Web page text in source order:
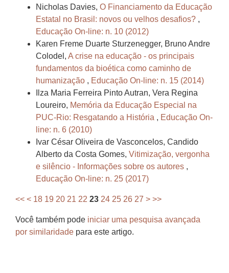
Nicholas Davies, O Financiamento da Educação
Estatal no Brasil: novos ou velhos desafios? ,
Educação On-line: n. 10 (2012)
Karen Freme Duarte Sturzenegger, Bruno Andre
Colodel, A crise na educação - os principais
fundamentos da bioética como caminho de
humanização , Educação On-line: n. 15 (2014)
Ilza Maria Ferreira Pinto Autran, Vera Regina
Loureiro, Memória da Educação Especial na
PUC-Rio: Resgatando a História , Educação On-
line: n. 6 (2010)
Ivar César Oliveira de Vasconcelos, Candido
Alberto da Costa Gomes, Vitimização, vergonha
e silêncio - Informações sobre os autores ,
Educação On-line: n. 25 (2017)
<< < 18 19 20 21 22 23 24 25 26 27 > >>
Você também pode iniciar uma pesquisa avançada
por similaridade para este artigo.